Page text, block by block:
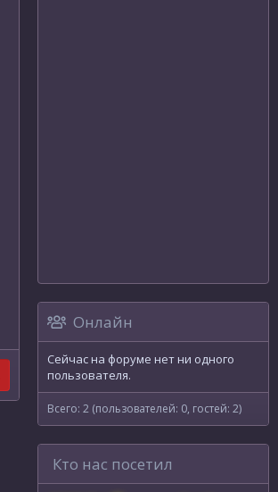
Онлайн
Сейчас на форуме нет ни одного
пользователя.
Всего: 2 (пользователей: 0, гостей: 2)
Кто нас посетил